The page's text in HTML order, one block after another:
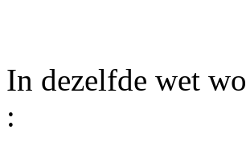
In dezelfde wet
: